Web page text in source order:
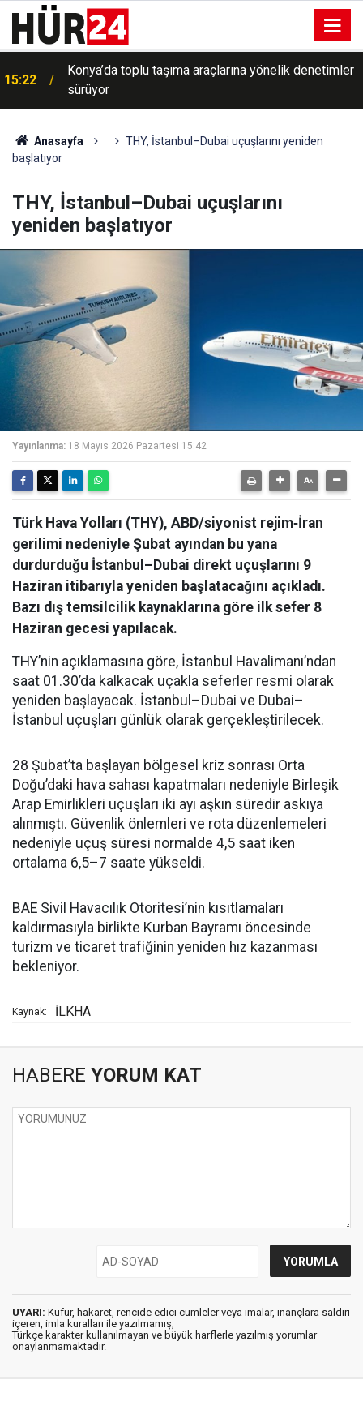
15:22
Konya’da toplu taşıma araçlarına yönelik denetimler
sürüyor
Anasayfa
THY, İstanbul–Dubai uçuşlarını yeniden
başlatıyor
THY, İstanbul–Dubai uçuşlarını
yeniden başlatıyor
Yayınlanma: 18 Mayıs 2026 Pazartesi 15:42
Türk Hava Yolları (THY), ABD/siyonist rejim‑İran
gerilimi nedeniyle Şubat ayından bu yana
durdurduğu İstanbul–Dubai direkt uçuşlarını 9
Haziran itibarıyla yeniden başlatacağını açıkladı.
Bazı dış temsilcilik kaynaklarına göre ilk sefer 8
Haziran gecesi yapılacak.
THY’nin açıklamasına göre, İstanbul Havalimanı’ndan
saat 01.30’da kalkacak uçakla seferler resmi olarak
yeniden başlayacak. İstanbul–Dubai ve Dubai–
İstanbul uçuşları günlük olarak gerçekleştirilecek.
28 Şubat’ta başlayan bölgesel kriz sonrası Orta
Doğu’daki hava sahası kapatmaları nedeniyle Birleşik
Arap Emirlikleri uçuşları iki ayı aşkın süredir askıya
alınmıştı. Güvenlik önlemleri ve rota düzenlemeleri
nedeniyle uçuş süresi normalde 4,5 saat iken
ortalama 6,5–7 saate yükseldi.
BAE Sivil Havacılık Otoritesi’nin kısıtlamaları
kaldırmasıyla birlikte Kurban Bayramı öncesinde
turizm ve ticaret trafiğinin yeniden hız kazanması
bekleniyor.
Kaynak: İLKHA
HABERE YORUM KAT
UYARI: Küfür, hakaret, rencide edici cümleler veya imalar, inançlara saldırı
içeren, imla kuralları ile yazılmamış,
Türkçe karakter kullanılmayan ve büyük harflerle yazılmış yorumlar
onaylanmamaktadır.